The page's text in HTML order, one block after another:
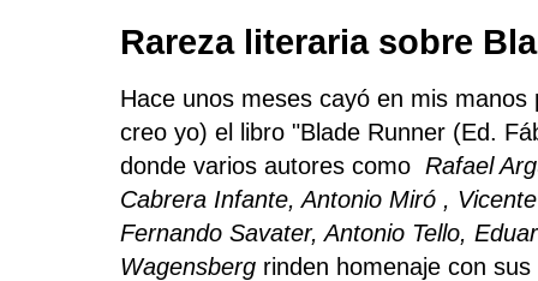
Rareza literaria sobre
Hace unos meses cayó en mis
creo yo) el libro "Blade Runner (Ed.
donde varios autores como Rafael
Cabrera Infante, Antonio Miró ,
Fernando Savater, Antonio Tello,
Wagensberg rinden homenaje con